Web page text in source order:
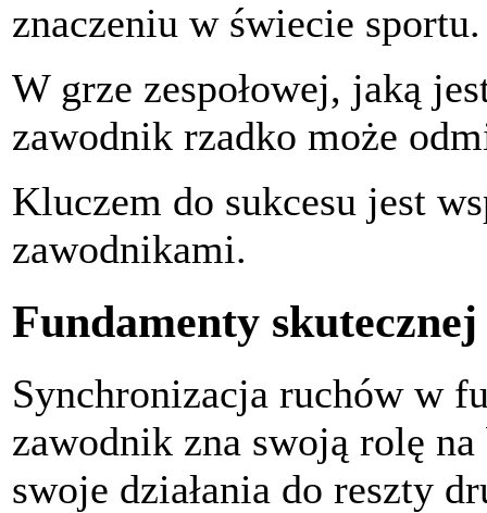
znaczeniu w świecie sportu.
W grze zespołowej, jaką
zawodnik rzadko może
Kluczem do sukcesu jest
zawodnikami.
Fundamenty skutecznej
Synchronizacja ruchów w
zawodnik zna swoją rolę
swoje działania do reszty